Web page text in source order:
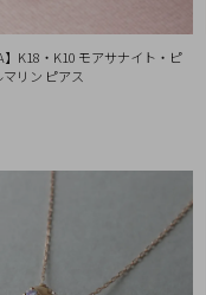
】K18・K10 モアサナイト・ピ
リン ピアス